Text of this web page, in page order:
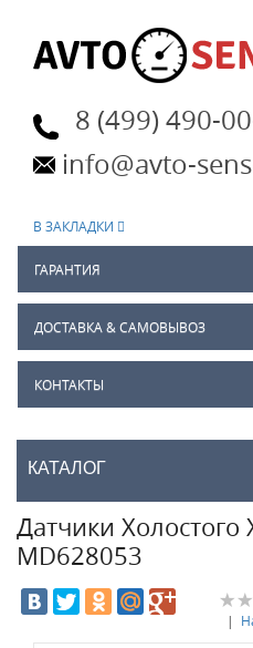
8 (499) 490-
info@avto-
В ЗАКЛАДКИ
ГАРАНТИЯ
ДОСТАВКА & САМОВЫВОЗ
КОНТАКТЫ
КАТАЛОГ
Датчики Холостого
MD628053
|